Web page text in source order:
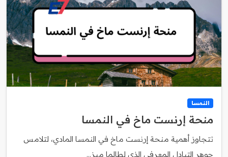
النمسا
منحة إرنست ماخ في النمسا
تتجاوز أهمية منحة إرنست ماخ في النمسا المادي، لتلامس
جوهر التبادل المعرفي الذي لطالما ميز...